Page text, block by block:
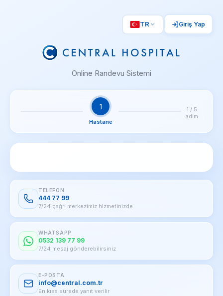
TR Giriş Yap
Online Randevu Sistemi
1
Hastane
1 / 5
adım
TELEFON
444 77 99
7/24 çağrı merkezimiz hizmetinizde
WHATSAPP
0532 139 77 99
7/24 mesaj gönderebilirsiniz
E-POSTA
info@central.com.tr
En kısa sürede yanıt verilir